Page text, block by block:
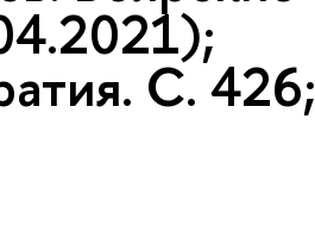
С. 426;